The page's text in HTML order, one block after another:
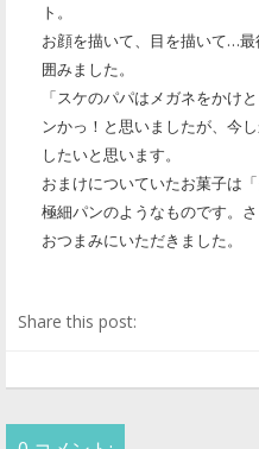
ト。
お顔を描いて、目を描いて…
囲みました。
「スケのパパはメガネをかけ
ンかっ！と思いましたが、今
したいと思います。
おまけについていたお菓子は
極細パンのようなものです。
おつまみにいただきました。
Share this post: